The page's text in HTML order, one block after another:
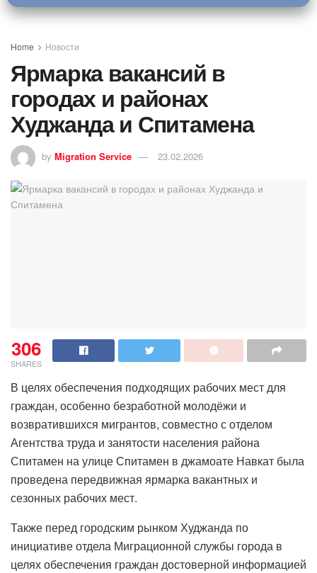
Home Новости
Ярмарка вакансий в
городах и районах
Худжанда и Спитамена
by Migration Service 23.02.2026
306
SHARES
В целях обеспечения подходящих рабочих мест для
граждан, особенно безработной молодёжи и
возвратившихся мигрантов, совместно с отделом
Агентства труда и занятости населения района
Спитамен на улице Спитамен в джамоате Навкат была
проведена передвижная ярмарка вакантных и
сезонных рабочих мест.
Также перед городским рынком Худжанда по
инициативе отдела Миграционной службы города в
целях обеспечения граждан достоверной информацией